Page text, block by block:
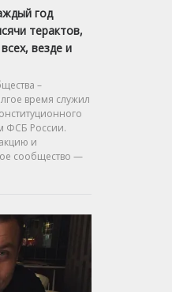
год
терактов,
везде и
–
время служил
ФСБ России.
и
сообщество —